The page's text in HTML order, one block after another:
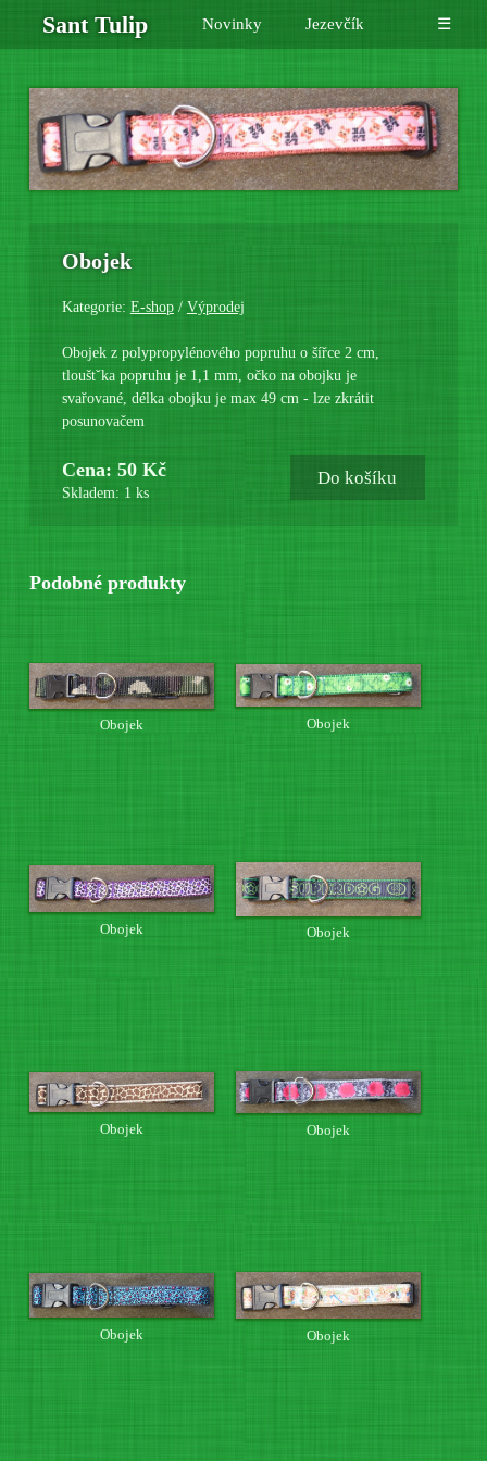
Sant Tulip Novinky Jezevčík ☰
Obojek
Kategorie: E-shop/ Výprodej
Obojek z polypropylénového popruhu o šířce 2 cm,
tlouštˇka popruhu je 1,1 mm, očko na obojku je
svařované, délka obojku je max 49 cm - lze zkrátit
posunovačem
Cena: 50 Kč
Skladem: 1 ks
Do košíku
Podobné produkty
Obojek Obojek
Obojek Obojek
Obojek Obojek
Obojek Obojek